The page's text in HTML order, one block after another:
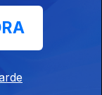
23 mai. 2025
Iluminação